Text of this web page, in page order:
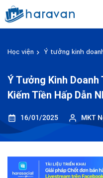
Học viện Ý tưởng kinh
Ý Tưởng Kinh Doanh
Kiếm Tiền Hấp Dẫn
16/01/2025 MKT